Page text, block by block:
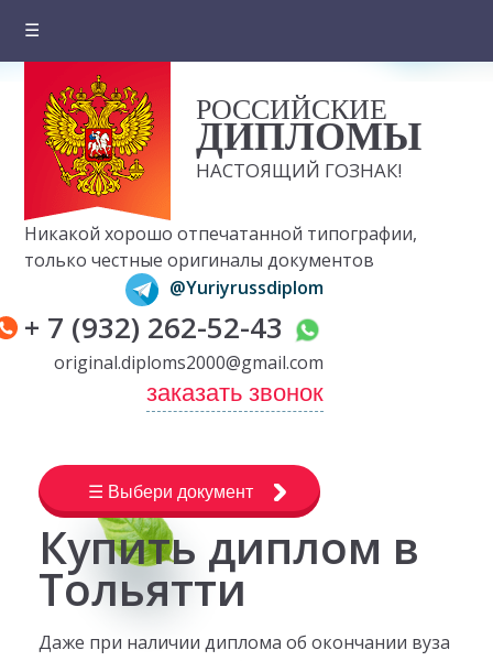
☰
О компании
Цены на документы
Вопросы и ответы
Отзывы клиентов
Оплата и доставка
Контакты
РОССИЙСКИЕ
ДИПЛОМЫ
НАСТОЯЩИЙ ГОЗНАК!
Никакой хорошо отпечатанной типографии,
только честные оригиналы документов
@Yuriyrussdiplom
+ 7 (932) 262-52-43
original.diploms2000@gmail.com
заказать звонок
☰ Выбери документ
Купить диплом в
Тольятти
Даже при наличии диплома об окончании вуза